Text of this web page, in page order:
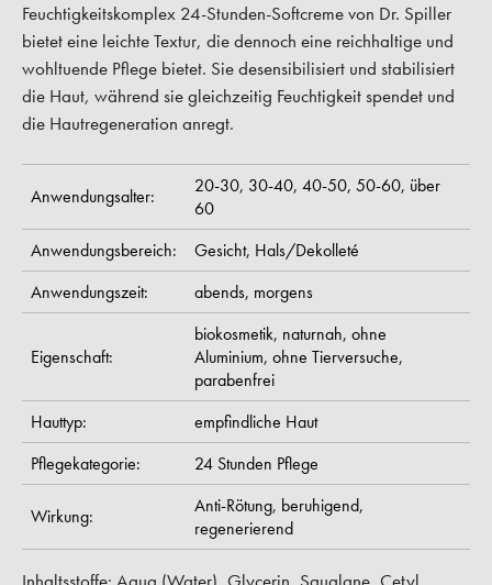
Feuchtigkeitskomplex 24-Stunden-Softcreme von Dr. Spiller
bietet eine leichte Textur, die dennoch eine reichhaltige und
wohltuende Pflege bietet. Sie desensibilisiert und stabilisiert
die Haut, während sie gleichzeitig Feuchtigkeit spendet und
die Hautregeneration anregt.
Anwendungsalter: 20-30, 30-40, 40-50, 50-60, über
60
Anwendungsbereich:
Gesicht, Hals/Dekolleté
Anwendungszeit:
abends, morgens
Eigenschaft:
biokosmetik, naturnah, ohne
Aluminium, ohne Tierversuche,
parabenfrei
Hauttyp:
empfindliche Haut
Pflegekategorie:
24 Stunden Pflege
Wirkung: Anti-Rötung, beruhigend,
regenerierend